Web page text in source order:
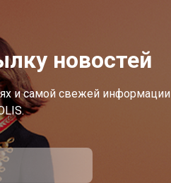
новостей
и самой свежей информации